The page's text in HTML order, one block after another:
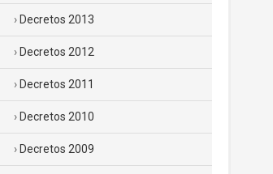
Decretos 2013
Decretos 2012
Decretos 2011
Decretos 2010
Decretos 2009